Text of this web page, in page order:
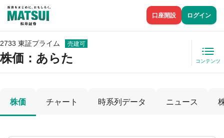
口座開設 ログイン
2733 東証プライム 売建可
株価 ：あらた コンテンツ
株価 チャート 時系列データ ニュース